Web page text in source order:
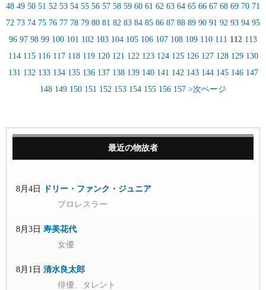
48 49 50 51 52 53 54 55 56 57 58 59 60 61 62 63 64 65 66 67 68 69 70 71
72 73 74 75 76 77 78 79 80 81 82 83 84 85 86 87 88 89 90 91 92 93 94 95
96 97 98 99 100 101 102 103 104 105 106 107 108 109 110 111 112 113
114 115 116 117 118 119 120 121 122 123 124 125 126 127 128 129 130
131 132 133 134 135 136 137 138 139 140 141 142 143 144 145 146 147
148 149 150 151 152 153 154 155 156 157 >次ページ
最近の物故者
8月4日
ドリー・ファンク・ジュニア
プロレスラー
8月3日 寿美花代
女優
8月1日 清水良太郎
俳優、タレント